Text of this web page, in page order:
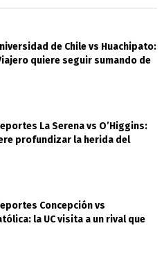
de Chile vs Huachipato:
quiere seguir sumando de
La Serena vs O’Higgins:
profundizar la herida del
Concepción vs
la UC visita a un rival que